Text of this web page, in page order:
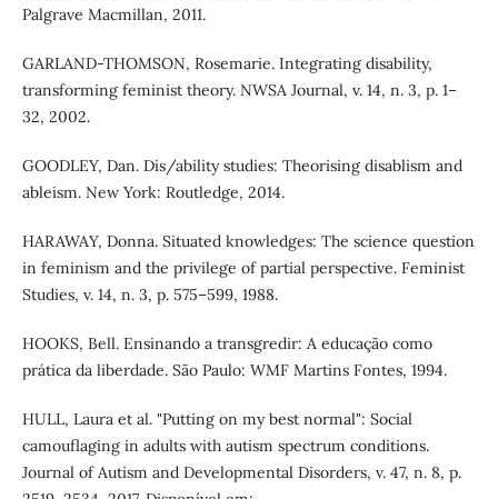
Palgrave Macmillan, 2011.
GARLAND-THOMSON, Rosemarie. Integrating disability,
transforming feminist theory. NWSA Journal, v. 14, n. 3, p. 1–
32, 2002.
GOODLEY, Dan. Dis/ability studies: Theorising disablism and
ableism. New York: Routledge, 2014.
HARAWAY, Donna. Situated knowledges: The science question
in feminism and the privilege of partial perspective. Feminist
Studies, v. 14, n. 3, p. 575–599, 1988.
HOOKS, Bell. Ensinando a transgredir: A educação como
prática da liberdade. São Paulo: WMF Martins Fontes, 1994.
HULL, Laura et al. "Putting on my best normal": Social
camouflaging in adults with autism spectrum conditions.
Journal of Autism and Developmental Disorders, v. 47, n. 8, p.